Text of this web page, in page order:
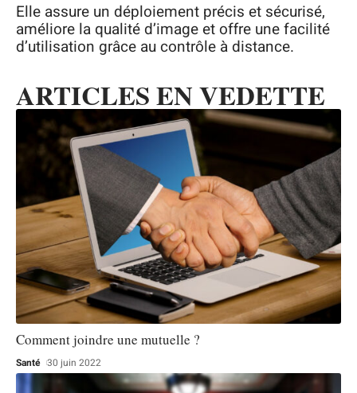
Elle assure un déploiement précis et sécurisé,
améliore la qualité d’image et offre une facilité
d’utilisation grâce au contrôle à distance.
ARTICLES EN VEDETTE
Comment joindre une mutuelle ?
Santé 30 juin 2022